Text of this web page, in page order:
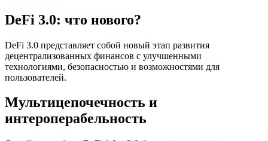
DeFi 3.0: что нового?
DeFi 3.0 представляет собой новый этап развития
децентрализованных финансов с улучшенными
технологиями, безопасностью и возможностями для
пользователей.
Мультицепочечность и
интероперабельность